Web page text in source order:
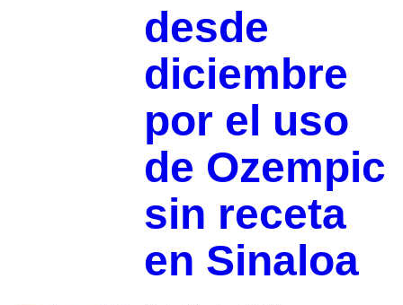
desde
diciembre
por el uso
de Ozempic
sin receta
en Sinaloa